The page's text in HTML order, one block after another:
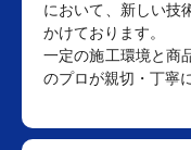
において、新しい技
かけております。
一定の施工環境と商
のプロが親切・丁寧